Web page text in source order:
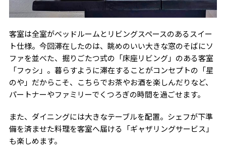
客室は全室がベッドルームとリビングスペースのあるスイー
ト仕様。今回滞在したのは、眺めのいい大きな窓のそばにソ
ファを並べた、掘りごたつ式の「床座リビング」のある客室
「フゥシ」。暮らすように滞在することがコンセプトの「星
のや」だからこそ、こちらでお茶やお酒を楽しんだりなど、
パートナーやファミリーでくつろぎの時間を過ごせます。
また、ダイニングには大きなテーブルを配置。シェフが下準
備を済ませた料理を客室へ届ける「ギャザリングサービス」
も楽しめます。